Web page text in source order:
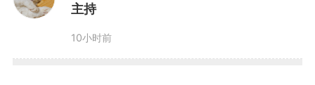
规章及全部实施规则，实现制度体
主持
10小时前